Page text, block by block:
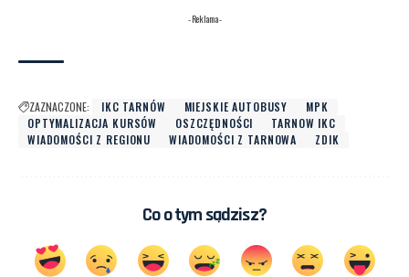
- Reklama -
ZAZNACZONE: IKC TARNÓW MIEJSKIE AUTOBUSY
MPK
OPTYMALIZACJA KURSÓW
OSZCZĘDNOŚCI
TARNOW IKC
WIADOMOŚCI Z REGIONU
WIADOMOŚCI Z TARNOWA ZDIK
Co o tym sądzisz?